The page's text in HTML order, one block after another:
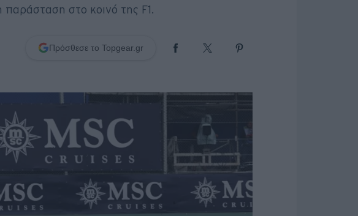
στο κοινό της F1.
Πρόσθεσε το Topgear.gr